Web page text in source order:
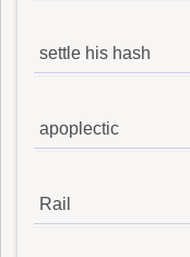
settle his hash
apoplectic
Rail